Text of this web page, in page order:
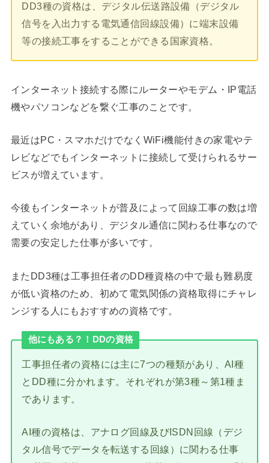
DD3種の資格は、デジタル伝送路設備（デジタル
信号を入出力する電気通信回線設備）に端末設備
等の接続工事をすることができる国家資格。
インターネット接続する際にルーターやモデム・IP電話
機やパソコンなどを繋ぐ工事のことです。
最近はPC・スマホだけでなくWiFi機能付きの家電やテ
レビなどでもインターネットに接続して受けられるサー
ビスが増えています。
今後もインターネットが普及によって回線工事の数は増
えていく余地があり、デジタル通信に関わる仕事なので
需要の安定した仕事が多いです。
またDD3種は工事担任者のDD種資格の中で最も難易度
が低い資格のため、初めて電気関係の資格取得にチャレ
ンジする人にもおすすめの資格です。
他にもある？！DDの資格
工事担任者の資格には主に7つの種類があり、AI種
とDD種に分かれます。それぞれが第3種～第1種ま
であります。
AI種の資格は、アナログ回線及びISDN回線（デジ
タル信号でデータを転送する回線）に関わる仕事